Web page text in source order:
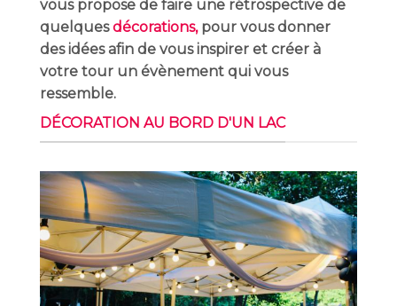
vous propose de faire une rétrospective de
quelquesdécorations,pour vous donner
des idées afin de vous inspirer et créer à
votre tour un évènement qui vous
ressemble.
DÉCORATION AU BORD D'UN LAC